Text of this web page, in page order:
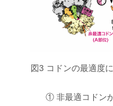
図3 コドンの最適度
① 非最適コドン